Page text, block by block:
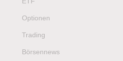
Optionen
Trading
Börsennews